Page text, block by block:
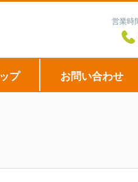
営業時
プ お問い合わせ